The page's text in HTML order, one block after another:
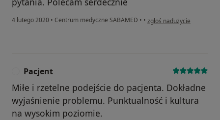
4 lutego 2020 • Centrum medyczne SABAMED • • w opinii użytkownika
zgłoś nadużycie
Pacjent
Miłe i rzetelne podejście do pacjenta. Dokładne
wyjaśnienie problemu. Punktualność i kultura
na wysokim poziomie.